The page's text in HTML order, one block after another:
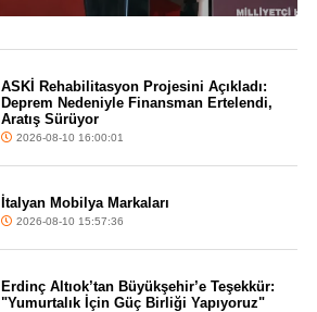
ASKİ Rehabilitasyon Projesini Açıkladı:
Deprem Nedeniyle Finansman Ertelendi,
Aratış Sürüyor
2026-08-10 16:00:01
İtalyan Mobilya Markaları
2026-08-10 15:57:36
Erdinç Altıok’tan Büyükşehir’e Teşekkür:
"Yumurtalık İçin Güç Birliği Yapıyoruz"